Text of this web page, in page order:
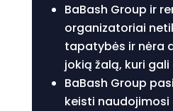
BaBash Group ir
organizatoriai
tapatybės ir nėra
jokią žalą, kuri
BaBash Group
keisti